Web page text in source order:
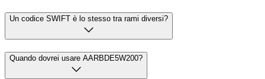
Un codice SWIFT è lo stesso tra rami diversi?
Quando dovrei usare AARBDE5W200?